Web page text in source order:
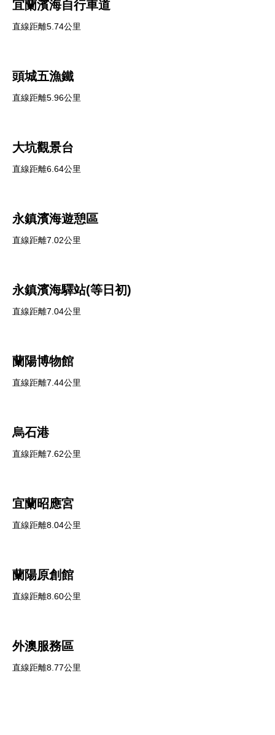
宜蘭濱海自行車道
直線距離5.74公里
頭城五漁鐵
直線距離5.96公里
大坑觀景台
直線距離6.64公里
永鎮濱海遊憩區
直線距離7.02公里
永鎮濱海驛站(等日初)
直線距離7.04公里
蘭陽博物館
直線距離7.44公里
烏石港
直線距離7.62公里
宜蘭昭應宮
直線距離8.04公里
蘭陽原創館
直線距離8.60公里
外澳服務區
直線距離8.77公里